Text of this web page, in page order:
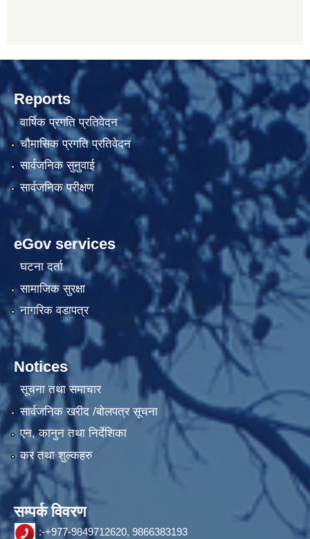
Reports
वार्षिक प्रगति प्रतिवेदन
चौमासिक प्रगति प्रतिवेदन
सार्वजनिक सुनुवाई
सार्वजनिक परीक्षण
eGov services
घटना दर्ता
सामाजिक सुरक्षा
नागरिक वडापत्र
Notices
सूचना तथा समाचार
सार्वजनिक खरीद /बोलपत्र सूचना
एन, कानुन तथा निर्देशिका
कर तथा शुल्कहरु
सम्पर्क विवरण
:-+977-9849712620, 9866383193